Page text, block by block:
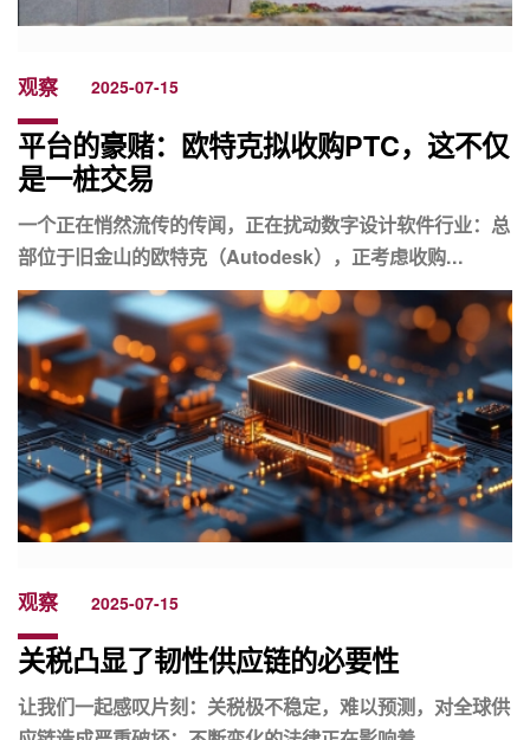
观察 2025-07-15
平台的豪赌：欧特克拟收购PTC，这不仅
是一桩交易
一个正在悄然流传的传闻，正在扰动数字设计软件行业：总
部位于旧金山的欧特克（Autodesk），正考虑收购...
观察 2025-07-15
关税凸显了韧性供应链的必要性
让我们一起感叹片刻：关税极不稳定，难以预测，对全球供